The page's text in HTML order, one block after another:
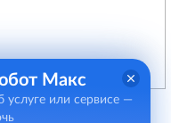
Макс
услуге или сервисе —